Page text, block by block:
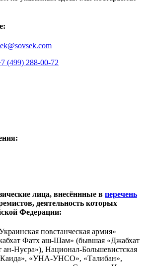
(499) 288-00-72
лица, внесённные в перечень
деятельность которых
Федерации:
повстанческая армия»
Фатх аш-Шам» (бывшая «Джабхат
ан-Нусра»), Национал-Большевистская
«УНА-УНСО», «Талибан»,